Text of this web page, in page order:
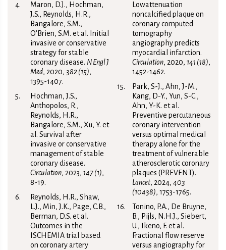
Maron, D.J., Hochman,
J.S., Reynolds, H.R.,
Bangalore, S.M.,
O'Brien, S.M. et al. Initial
invasive or conservative
strategy for stable
coronary disease. N Engl J
Med, 2020, 382 (15),
1395-1407.
Hochman, J.S.,
Anthopolos, R.,
Reynolds, H.R.,
Bangalore, S.M., Xu, Y. et
al. Survival after
invasive or conservative
management of stable
coronary disease.
Circulation, 2023, 147 (1),
8-19.
Reynolds, H.R., Shaw,
L.J., Min, J.K., Page, C.B.,
Berman, D.S. et al.
Outcomes in the
ISCHEMIA trial based
on coronary artery
Lowattenuation
noncalcified plaque on
coronary computed
tomography
angiography predicts
myocardial infarction.
Circulation, 2020, 141 (18),
1452-1462.
Park, S-J., Ahn, J-M.,
Kang, D-Y., Yun, S-C.,
Ahn, Y-K. et al.
Preventive percutaneous
coronary intervention
versus optimal medical
therapy alone for the
treatment of vulnerable
atherosclerotic coronary
plaques (PREVENT).
Lancet, 2024, 403
(10438), 1753-1765.
Tonino, P.A., De Bruyne,
B., Pijls, N.H.J., Siebert,
U., Ikeno, F. et al.
Fractional flow reserve
versus angiography for